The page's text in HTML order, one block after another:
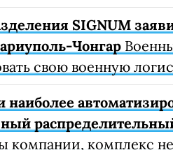
SIGNUM
Чонгар
свою военную
компании, комплекс